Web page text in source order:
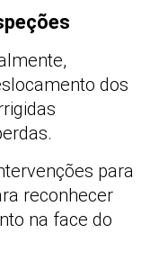
dos
para
reconhecer
na face do